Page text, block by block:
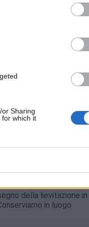
Sharing
which it
color lilla. Per
di acqua, 10 gr di miele,
e lo facciamo
della lievitazione in
in luogo